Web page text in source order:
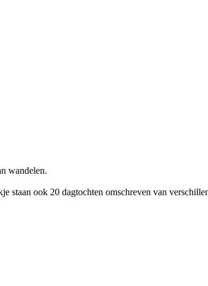
wandelen.
ook 20 dagtochten omschreven van